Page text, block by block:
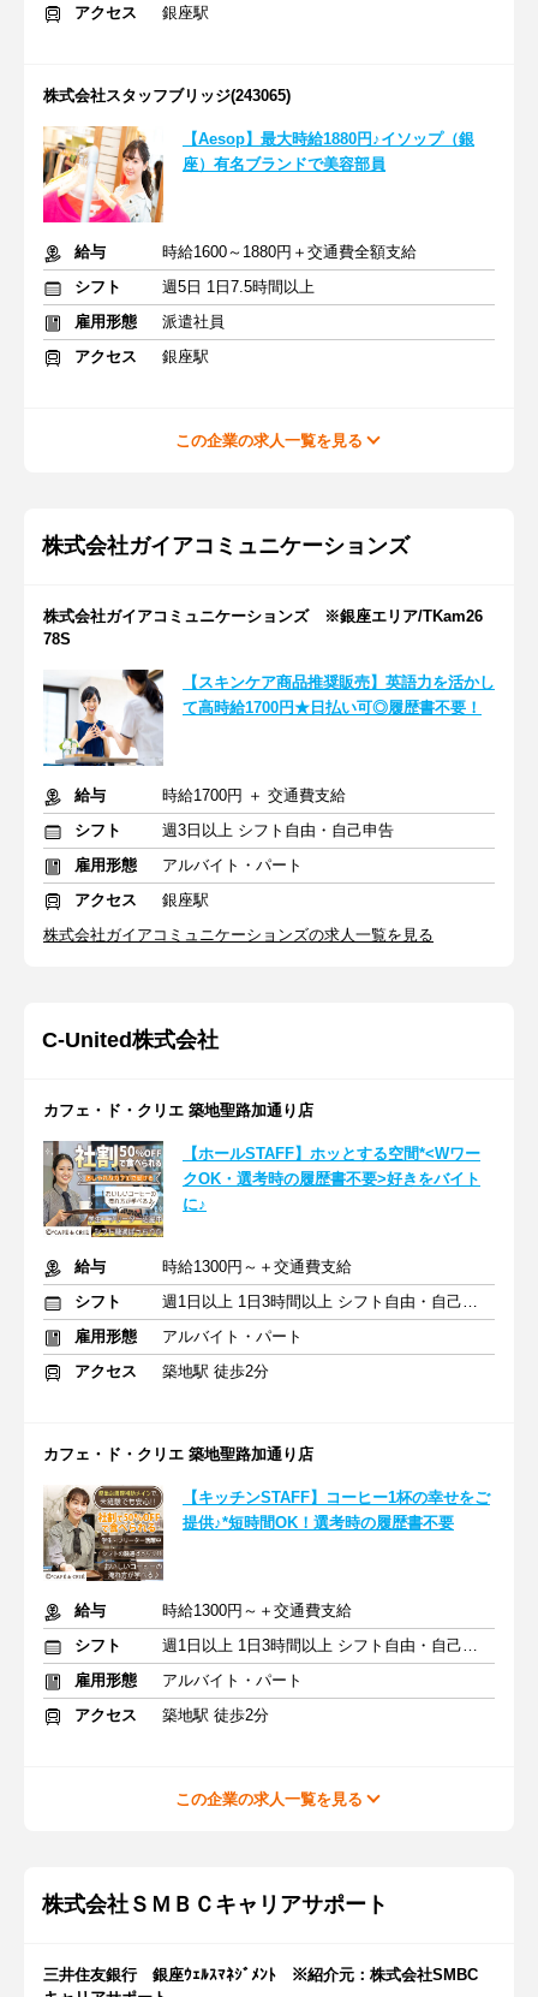
アクセス 銀座駅
株式会社スタッフブリッジ(243065)
【Aesop】最大時給1880円♪イソップ（銀
座）有名ブランドで美容部員
給与
時給1600～1880円＋交通費全額支給
シフト
週5日 1日7.5時間以上
雇用形態
派遣社員
アクセス
銀座駅
この企業の求人一覧を見る
株式会社ガイアコミュニケーションズ
株式会社ガイアコミュニケーションズ ※銀座エリア/TKam26
78S
【スキンケア商品推奨販売】英語力を活かし
て高時給1700円★日払い可◎履歴書不要！
給与
時給1700円 ＋ 交通費支給
シフト
週3日以上 シフト自由・自己申告
雇用形態
アルバイト・パート
アクセス
銀座駅
株式会社ガイアコミュニケーションズの求人一覧を見る
C‐United株式会社
カフェ・ド・クリエ 築地聖路加通り店
【ホールSTAFF】ホッとする空間*<Wワー
クOK・選考時の履歴書不要>好きをバイト
に♪
給与
時給1300円～＋交通費支給
シフト
週1日以上 1日3時間以上 シフト自由・自己申告
雇用形態
アルバイト・パート
アクセス
築地駅 徒歩2分
カフェ・ド・クリエ 築地聖路加通り店
【キッチンSTAFF】コーヒー1杯の幸せをご
提供♪*短時間OK！選考時の履歴書不要
給与
時給1300円～＋交通費支給
シフト
週1日以上 1日3時間以上 シフト自由・自己申告
雇用形態
アルバイト・パート
アクセス
築地駅 徒歩2分
この企業の求人一覧を見る
株式会社ＳＭＢＣキャリアサポート
三井住友銀行 銀座ｳｪﾙｽﾏﾈｼﾞﾒﾝﾄ ※紹介元：株式会社SMBC